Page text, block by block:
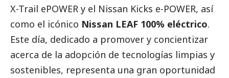
X-Trail ePOWER y el Nissan Kicks e-POWER, así
como el icónico Nissan LEAF 100% eléctrico.
Este día, dedicado a promover y concientizar
acerca de la adopción de tecnologías limpias y
sostenibles, representa una gran oportunidad